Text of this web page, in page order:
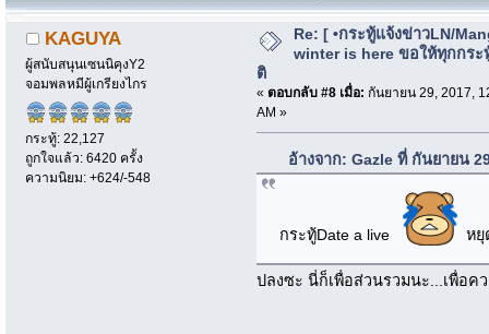
KAGUYA
ผู้สนับสนุนเซนนิคุงY2
จอมพลหมีผู้เกรียงไกร
กระทู้: 22,127
ถูกใจแล้ว: 6420 ครั้ง
ความนิยม: +624/-548
Re: [ •กระทู้แจ้งข่าวLN/
winter is here ขอให้ทุกกระ
ติ
« ตอบกลับ #8 เมื่อ: กันยายน 29, 2017,
AM »
อ้างจาก: Gazle ที่ กันยายน
กระทู้Date a live หยุ
ปลงซะ นี่ก็เพื่อส่วนรวมนะ...เพื่อค